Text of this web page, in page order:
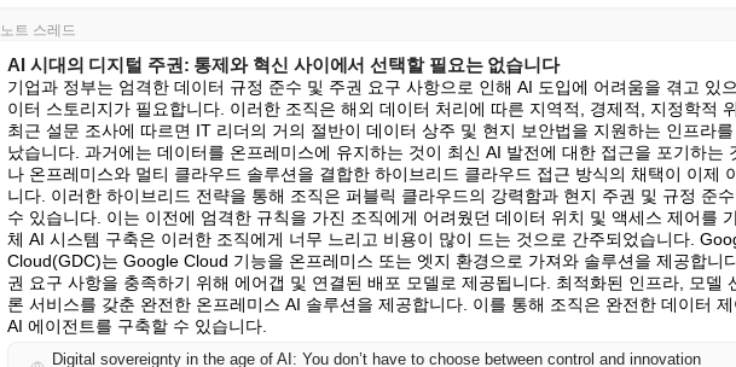
노트 스레드
AI 시대의 디지털 주권: 통제와 혁신 사이에서 선택할 필요는 없습니다
기업과 정부는 엄격한 데이터 규정 준수 및 주권 요구 사항으로 인해 AI 도입에 어려움을 겪고 있
이터 스토리지가 필요합니다. 이러한 조직은 해외 데이터 처리에 따른 지역적, 경제적, 지정학적
최근 설문 조사에 따르면 IT 리더의 거의 절반이 데이터 상주 및 현지 보안법을 지원하는 인프라
났습니다. 과거에는 데이터를 온프레미스에 유지하는 것이 최신 AI 발전에 대한 접근을 포기하는
나 온프레미스와 멀티 클라우드 솔루션을 결합한 하이브리드 클라우드 접근 방식의 채택이 이제
니다. 이러한 하이브리드 전략을 통해 조직은 퍼블릭 클라우드의 강력함과 현지 주권 및 규정 준
수 있습니다. 이는 이전에 엄격한 규칙을 가진 조직에게 어려웠던 데이터 위치 및 액세스 제어를
체 AI 시스템 구축은 이러한 조직에게 너무 느리고 비용이 많이 드는 것으로 간주되었습니다.
Cloud(GDC)는 Google Cloud 기능을 온프레미스 또는 엣지 환경으로 가져와 솔루션을 제공합니
권 요구 사항을 충족하기 위해 에어갭 및 연결된 배포 모델로 제공됩니다. 최적화된 인프라, 모델
론 서비스를 갖춘 완전한 온프레미스 AI 솔루션을 제공합니다. 이를 통해 조직은 완전한 데이터
AI 에이전트를 구축할 수 있습니다.
Digital sovereignty in the age of AI: You don’t have to choose between control and innovation